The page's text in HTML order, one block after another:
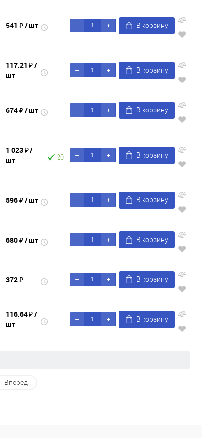
541 ₽/ шт В корзину
117.21 ₽/
шт
В корзину
674 ₽/ шт В корзину
1 023 ₽/
шт
20 В корзину
596 ₽/ шт В корзину
680 ₽/ шт В корзину
372 ₽ В корзину
116.64 ₽/
шт
В корзину
Вперед